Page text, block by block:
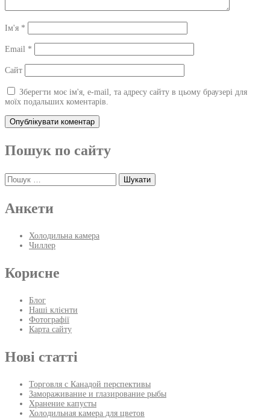
Ім'я *
Email *
Сайт
Зберегти моє ім'я, e-mail, та адресу сайту в цьому браузері для
моїх подальших коментарів.
Пошук по сайту
Пошук:
Анкети
Холодильна камера
Чиллер
Корисне
Блог
Наші клієнти
Фотографії
Карта сайту
Нові статті
Торговля с Канадой перспективы
Замораживание и глазирование рыбы
Хранение капусты
Холодильная камера для цветов